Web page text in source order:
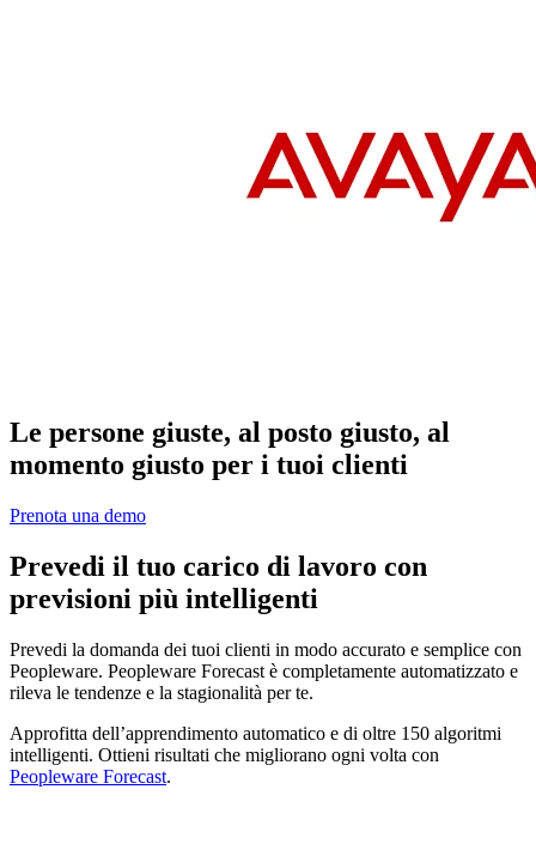
Le persone giuste, al posto giusto, al
momento giusto per i tuoi clienti
Prenota una demo
Prevedi il tuo carico di lavoro con
previsioni più intelligenti
Prevedi la domanda dei tuoi clienti in modo accurato e semplice con
Peopleware. Peopleware Forecast è completamente automatizzato e
rileva le tendenze e la stagionalità per te.
Approfitta dell’apprendimento automatico e di oltre 150 algoritmi
intelligenti. Ottieni risultati che migliorano ogni volta con
Peopleware Forecast.